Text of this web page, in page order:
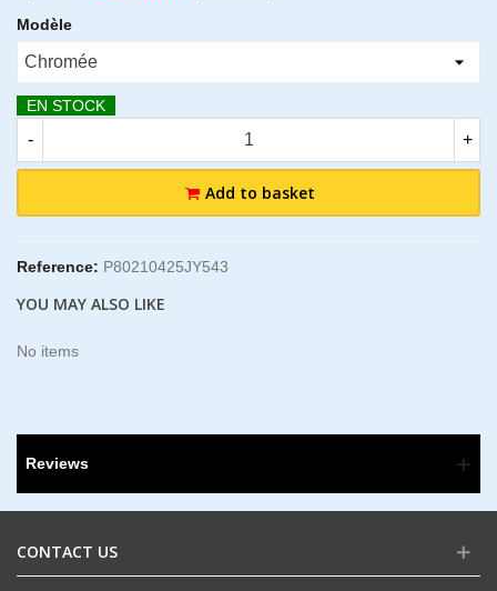
Modèle
EN STOCK
- +
Add to basket
Reference: P80210425JY543
YOU MAY ALSO LIKE
No items
Reviews
CONTACT US